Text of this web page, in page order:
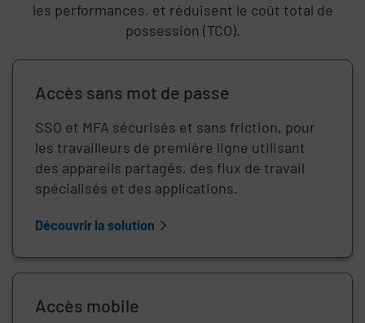
les performances, et réduisent le coût total de
possession (TCO).
Accès sans mot de passe
SSO et MFA sécurisés et sans friction, pour
les travailleurs de première ligne utilisant
des appareils partagés, des flux de travail
spécialisés et des applications.
Découvrir la solution
Accès mobile